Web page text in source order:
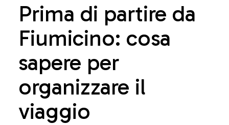
Prima di partire da
Fiumicino: cosa
sapere per
organizzare il
viaggio